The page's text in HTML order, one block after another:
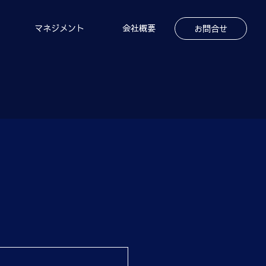
マネジメント 会社概要 お問合せ